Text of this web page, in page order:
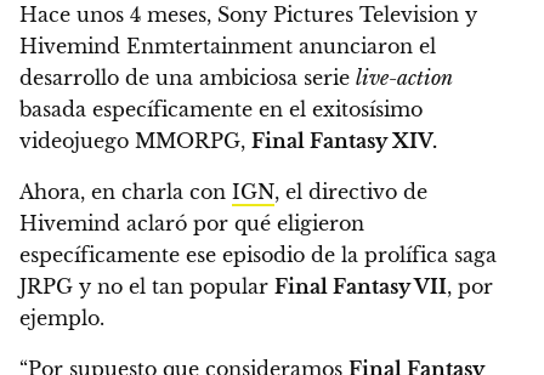
Hace unos 4 meses, Sony Pictures Television y
Hivemind Enmtertainment anunciaron el
desarrollo de una ambiciosa serie live-action
basada específicamente en el exitosísimo
videojuego MMORPG, Final Fantasy XIV.
Ahora, en charla con IGN, el directivo de
Hivemind aclaró por qué eligieron
específicamente ese episodio de la prolífica saga
JRPG y no el tan popular Final Fantasy VII, por
ejemplo.
“Por supuesto que consideramos Final Fantasy